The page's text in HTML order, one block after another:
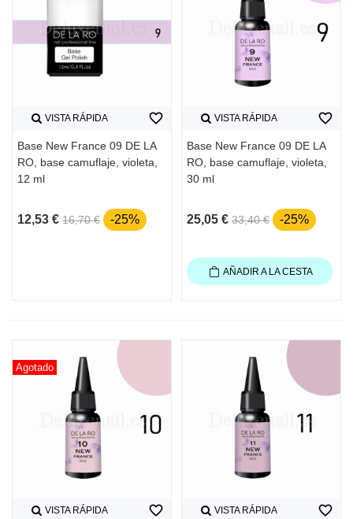
VISTA RÁPIDA
Base New France 09 DE LA
RO, base camuflaje, violeta,
12 ml
12,53 € 16,70 € -25%
favorite_border VISTA RÁPIDA
Base New France 09 DE LA
RO, base camuflaje, violeta,
30 ml
25,05 € 33,40 € -25%
favorite_border
AÑADIR A LA CESTA
Agotado
VISTA RÁPIDA favorite_border VISTA RÁPIDA favorite_border